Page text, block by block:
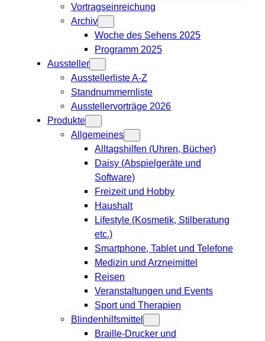
Vortragseinreichung
Archiv
Woche des Sehens 2025
Programm 2025
Aussteller
Ausstellerliste A-Z
Standnummernliste
Ausstellervorträge 2026
Produkte
Allgemeines
Alltagshilfen (Uhren, Bücher)
Daisy (Abspielgeräte und
Software)
Freizeit und Hobby
Haushalt
Lifestyle (Kosmetik, Stilberatung
etc.)
Smartphone, Tablet und Telefone
Medizin und Arzneimittel
Reisen
Veranstaltungen und Events
Sport und Therapien
Blindenhilfsmittel
Braille-Drucker und